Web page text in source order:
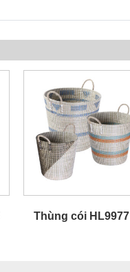
Thùng cói HL9977